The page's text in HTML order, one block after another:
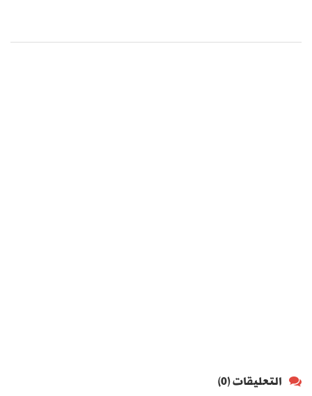
التعليقات (0)